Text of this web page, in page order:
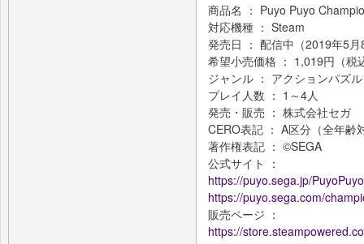
商品名 ： Puyo Puyo
対応機種 ： Steam
発売日 ： 配信中（2019年5
希望小売価格 ： 1,019円（税
ジャンル ： アクションパズル
プレイ人数 ： 1～4人
発売・販売 ： 株式会社セガ
CERO表記 ： A区分（全年齢
著作権表記 ： ©SEGA
公式サイト ：
https://puyo.sega.jp/
https://puyo.sega.com/
販売ページ ：
https://